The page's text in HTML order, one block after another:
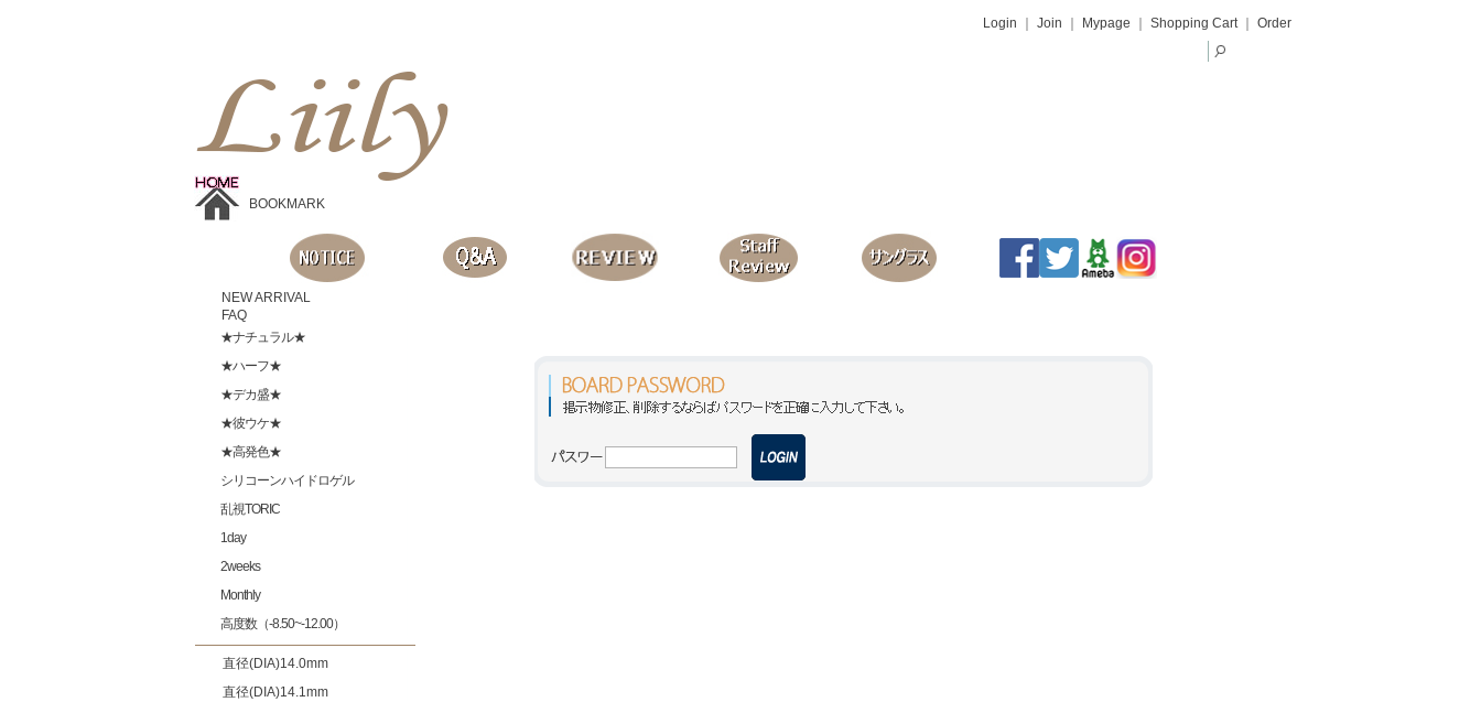
BOOKMARK
Login Join Mypage Shopping Cart｜ Order
NEW ARRIVAL
FAQ
★ナチュラル★
★ハーフ★
★デカ盛★
★彼ウケ★
★高発色★
シリコーンハイドロゲル
乱視TORIC
1day
2weeks
Monthly
高度数（-8.50~-12.00）
直径(DIA)14.0mm
直径(DIA)14.1mm